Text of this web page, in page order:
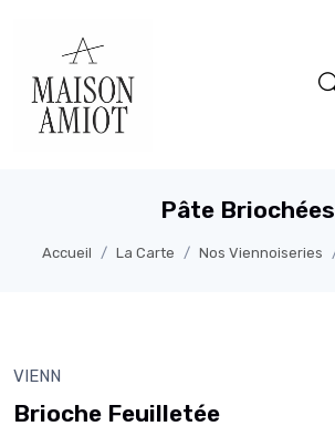
Pâte Briochées
Accueil La Carte Nos Viennoiseries
VIENN
Brioche Feuilletée